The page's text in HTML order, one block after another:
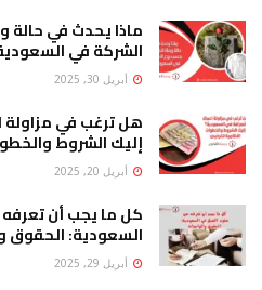
ماذا يحدث في حالة
الشركة في
أبريل 30, 2025
هل ترغب في مزاولة
إليك الشروط
أبريل 20, 2025
كل ما يجب أن
السعودية: الحقوق
أبريل 29, 2025